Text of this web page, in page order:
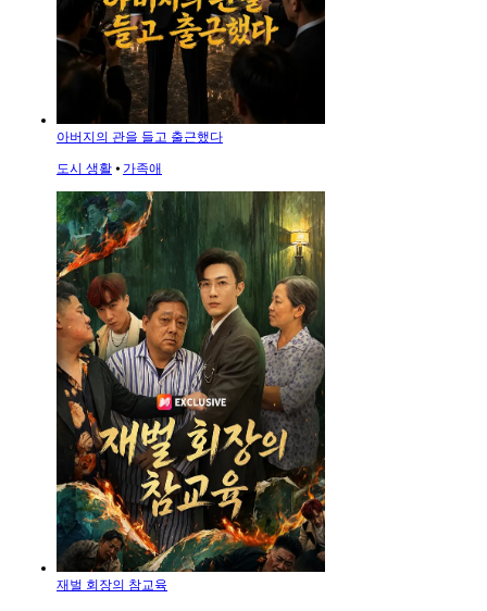
아버지의 관을 들고 출근했다
도시 생활 ⦁ 가족애
재벌 회장의 참교육